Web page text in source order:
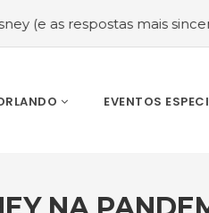
mais sinceras!)
EVENTOS